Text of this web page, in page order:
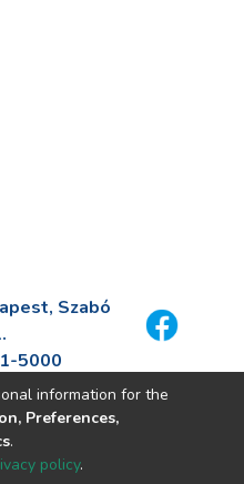
Szabó
5000
information for the
Preferences,
.
policy.